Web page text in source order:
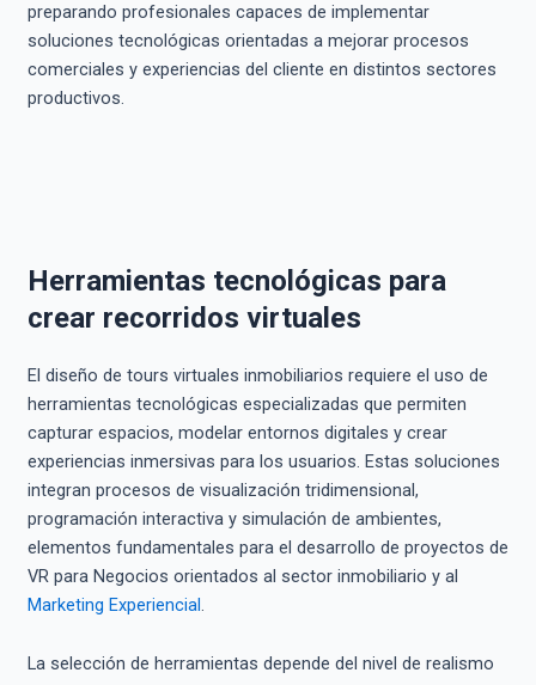
preparando profesionales capaces de implementar
soluciones tecnológicas orientadas a mejorar procesos
comerciales y experiencias del cliente en distintos sectores
productivos.
Herramientas tecnológicas para
crear recorridos virtuales
El diseño de tours virtuales inmobiliarios requiere el uso de
herramientas tecnológicas especializadas que permiten
capturar espacios, modelar entornos digitales y crear
experiencias inmersivas para los usuarios. Estas soluciones
integran procesos de visualización tridimensional,
programación interactiva y simulación de ambientes,
elementos fundamentales para el desarrollo de proyectos de
VR para Negocios orientados al sector inmobiliario y al
Marketing Experiencial.
La selección de herramientas depende del nivel de realismo